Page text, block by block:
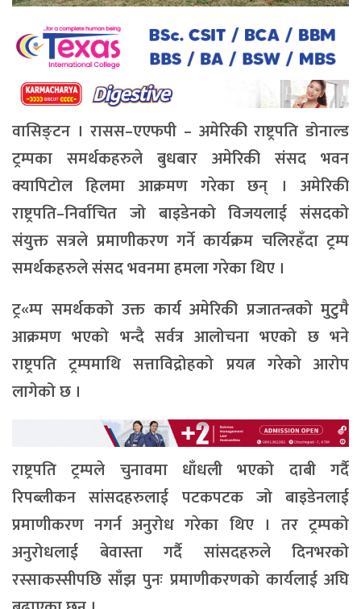
वासिङ्टन । रासस–एएफपी – अमेरिकी राष्ट्रपति डोनाल्ड
ट्रम्पका समर्थकहरुले बुधबार अमेरिकी संसद भवन
क्यापिटोल हिलमा आक्रमण गरेका छन् । अमेरिकी
राष्ट्रपति–निर्वाचित जो बाइडेनको विजयलाई संसदको
संयुक्त सत्रले प्रमाणीकरण गर्ने कार्यक्रम चलिरहँदा ट्रम्प
समर्थकहरुले संसद भवनमा हमला गरेका थिए ।
ट्र«म्प समर्थकको उक्त कार्य अमेरिकी प्रजातन्त्रको मुटुमै
आक्रमण भएको भन्दै सर्वत्र आलोचना भएको छ भने
राष्ट्रपति ट्रम्पमाथि सत्ताविद्रोहको प्रयत्न गरेको आरोप
लागेको छ ।
राष्ट्रपति ट्रम्पले चुनावमा धाँधली भएको दाबी गर्दै
रिपब्लीकन सांसदहरुलाई पटकपटक जो बाइडेनलाई
प्रमाणीकरण नगर्न अनुरोध गरेका थिए । तर ट्रम्पको
अनुरोधलाई बेवास्ता गर्दै सांसदहरुले दिनभरको
रस्साकस्सीपछि साँझ पुनः प्रमाणीकरणको कार्यलाई अघि